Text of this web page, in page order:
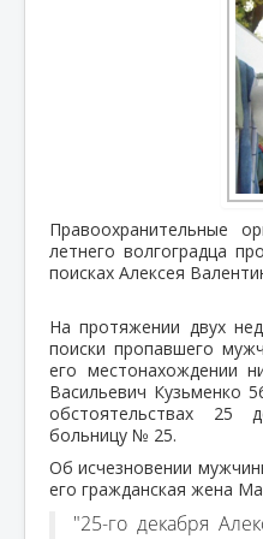
Правоохранительные
летнего волгоградца
поисках Алексея
На протяжении двух
поиски пропавшего
его местонахождении
Васильевич Кузьменко
обстоятельствах 25
больницу № 25.
Об исчезновении
его гражданская жена
"25-го декабря